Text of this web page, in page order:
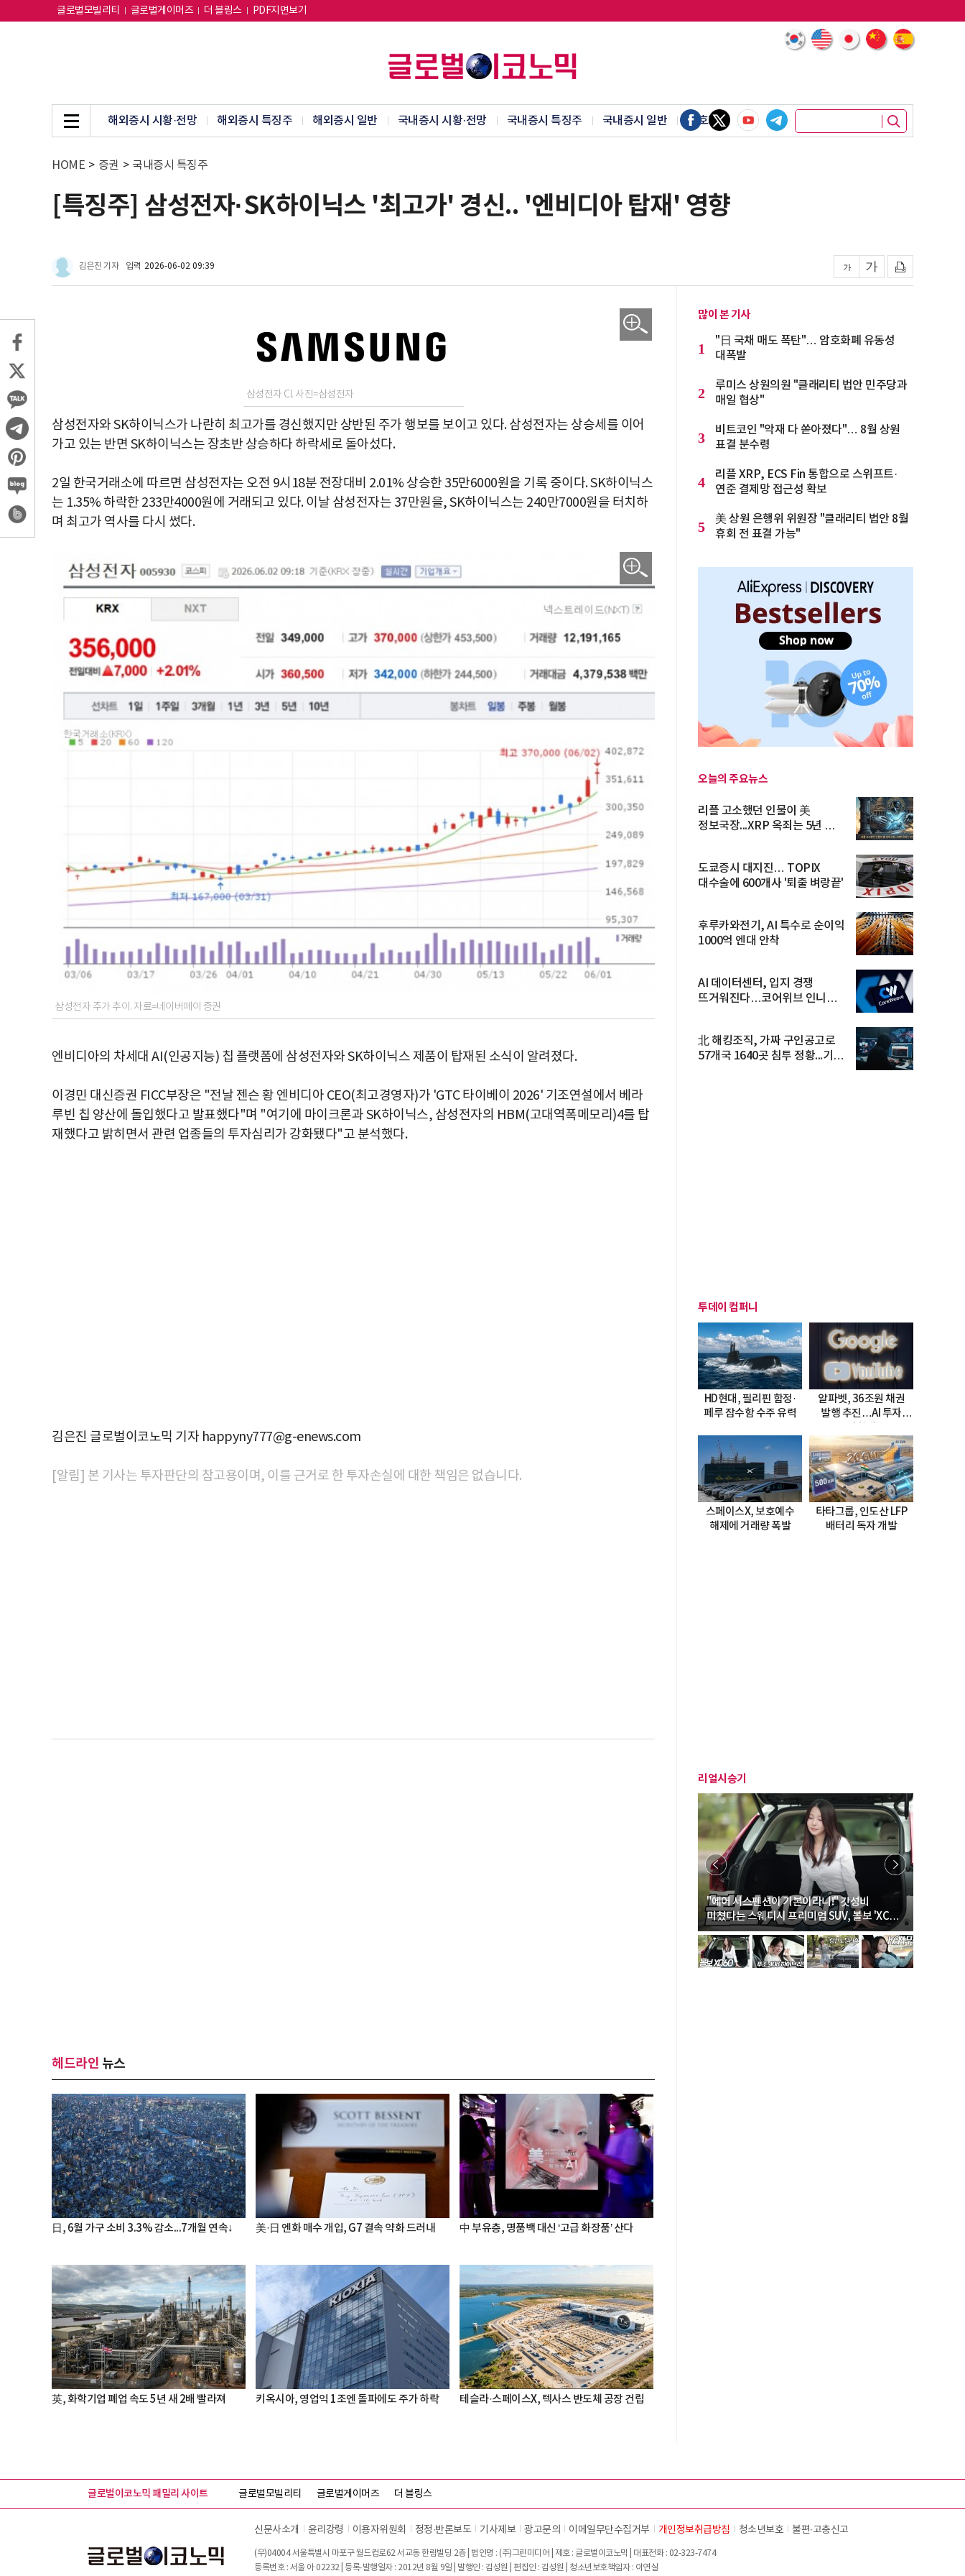
글로벌모빌리티 글로벌게이머즈 더 블링스 PDF지면보기
해외증시 시황·전망 해외증시 특징주 해외증시 일반 국내증시 시황·전망 국내증시 특징주 국내증시 일반 암호화폐
HOME > 증권 > 국내증시 특징주
[특징주] 삼성전자·SK하이닉스 '최고가' 경신.. '엔비디아 탑재' 영향
김은진 기자 입력 2026-06-02 09:39
삼성전자 CI. 사진=삼성전자
삼성전자와 SK하이닉스가 나란히 최고가를 경신했지만 상반된 주가 행보를 보이고 있다. 삼성전자는 상승세를 이어
가고 있는 반면 SK하이닉스는 장초반 상승하다 하락세로 돌아섰다.
2일 한국거래소에 따르면 삼성전자는 오전 9시18분 전장대비 2.01% 상승한 35만6000원을 기록 중이다. SK하이닉스
는 1.35% 하락한 233만4000원에 거래되고 있다. 이날 삼성전자는 37만원을, SK하이닉스는 240만7000원을 터치하
며 최고가 역사를 다시 썼다.
삼성전자 주가 추이. 자료=네이버페이 증권
엔비디아의 차세대 AI(인공지능) 칩 플랫폼에 삼성전자와 SK하이닉스 제품이 탑재된 소식이 알려졌다.
이경민 대신증권 FICC부장은 "전날 젠슨 황 엔비디아 CEO(최고경영자)가 'GTC 타이베이 2026' 기조연설에서 베라
루빈 칩 양산에 돌입했다고 발표했다"며 "여기에 마이크론과 SK하이닉스, 삼성전자의 HBM(고대역폭메모리)4를 탑
재했다고 밝히면서 관련 업종들의 투자심리가 강화됐다"고 분석했다.
김은진 글로벌이코노믹 기자 happyny777@g-enews.com
[알림] 본 기사는 투자판단의 참고용이며, 이를 근거로 한 투자손실에 대한 책임은 없습니다.
헤드라인 뉴스
日, 6월 가구 소비 3.3% 감소...7개월 연속↓ 美·日 엔화 매수 개입, G7 결속 약화 드러내 中 부유층, 명품백 대신 ‘고급 화장품’ 산다
英, 화학기업 폐업 속도 5년 새 2배 빨라져 키옥시아, 영업익 1조엔 돌파에도 주가 하락 테슬라·스페이스X, 텍사스 반도체 공장 건립
많이 본 기사
1
"日 국채 매도 폭탄"… 암호화폐 유동성
대폭발
2
루미스 상원의원 "클래리티 법안 민주당과
매일 협상"
3
비트코인 "악재 다 쏟아졌다"… 8월 상원
표결 분수령
4
리플 XRP, ECS Fin 통합으로 스위프트·
연준 결제망 접근성 확보
5
美 상원 은행위 위원장 "클래리티 법안 8월
휴회 전 표결 가능"
오늘의 주요뉴스
리플 고소했던 인물이 美
정보국장...XRP 옥죄는 5년 법적
도쿄증시 대지진… TOPIX
대수술에 600개사 '퇴출 벼랑끝'
후루카와전기, AI 특수로 순이익
1000억 엔대 안착
AI 데이터센터, 입지 경쟁
뜨거워진다…코어위브 인니
北 해킹조직, 가짜 구인공고로
57개국 1640곳 침투 정황...기업
투데이 컴퍼니
HD현대, 필리핀 함정·
페루 잠수함 수주 유력
알파벳, 36조원 채권
발행 추진…AI 투자
스페이스X, 보호예수
해제에 거래량 폭발
타타그룹, 인도산 LFP
배터리 독자 개발
리얼시승기
"에어 서스펜션이 기본이라니!" 갓성비
미쳤다는 스웨디시 프리미엄 SUV, 볼보 'XC60
B5 울트라'
글로벌이코노믹 패밀리 사이트 글로벌모빌리티 글로벌게이머즈 더 블링스
신문사소개 윤리강령 이용자위원회 정정∙반론보도 기사제보 광고문의 이메일무단수집거부 개인정보취급방침 청소년보호 불편∙고충신고
(우)04004 서울특별시 마포구 월드컵로62 서교동 한림빌딩 2층 | 법인명 : (주)그린미디어 | 제호 : 글로벌이코노믹 | 대표전화 : 02-323-7474
등록번호 : 서울 아 02232 | 등록·발행일자 : 2012년 8월 9일 | 발행인 : 김성원 | 편집인 : 김성원 | 청소년보호책임자 : 이연실